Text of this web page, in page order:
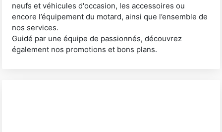
neufs et véhicules d'occasion, les accessoires ou
encore l’équipement du motard, ainsi que l’ensemble de
nos services.
Guidé par une équipe de passionnés, découvrez
également nos promotions et bons plans.